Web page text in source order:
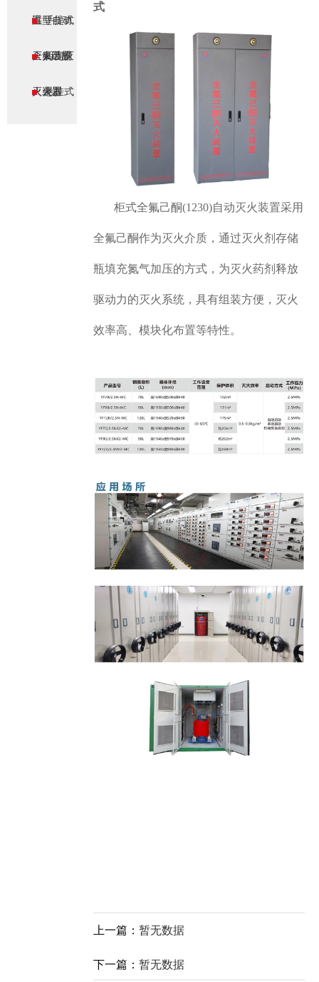
置
温型自动
灭火装置
手提式
全氟己酮
灭火器
厨房灭
火装置
悬挂式
式
柜式全氟己酮(1230)自动灭火装置采用
全氟己酮作为灭火介质，通过灭火剂存储
瓶填充氮气加压的方式，为灭火药剂释放
驱动力的灭火系统，具有组 装方便，灭火
效率高、模块化布置等特性。
上一篇：暂无数据
下一篇：暂无数据